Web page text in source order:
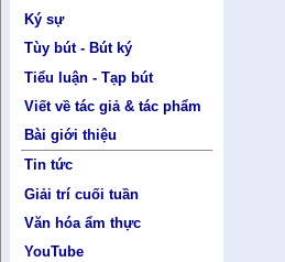
Ký sự
Tùy bút - Bút ký
Tiểu luận - Tạp bút
Viết về tác giả & tác phẩm
Bài giới thiệu
Tin tức
Giải trí cuối tuần
Văn hóa ẩm thực
YouTube